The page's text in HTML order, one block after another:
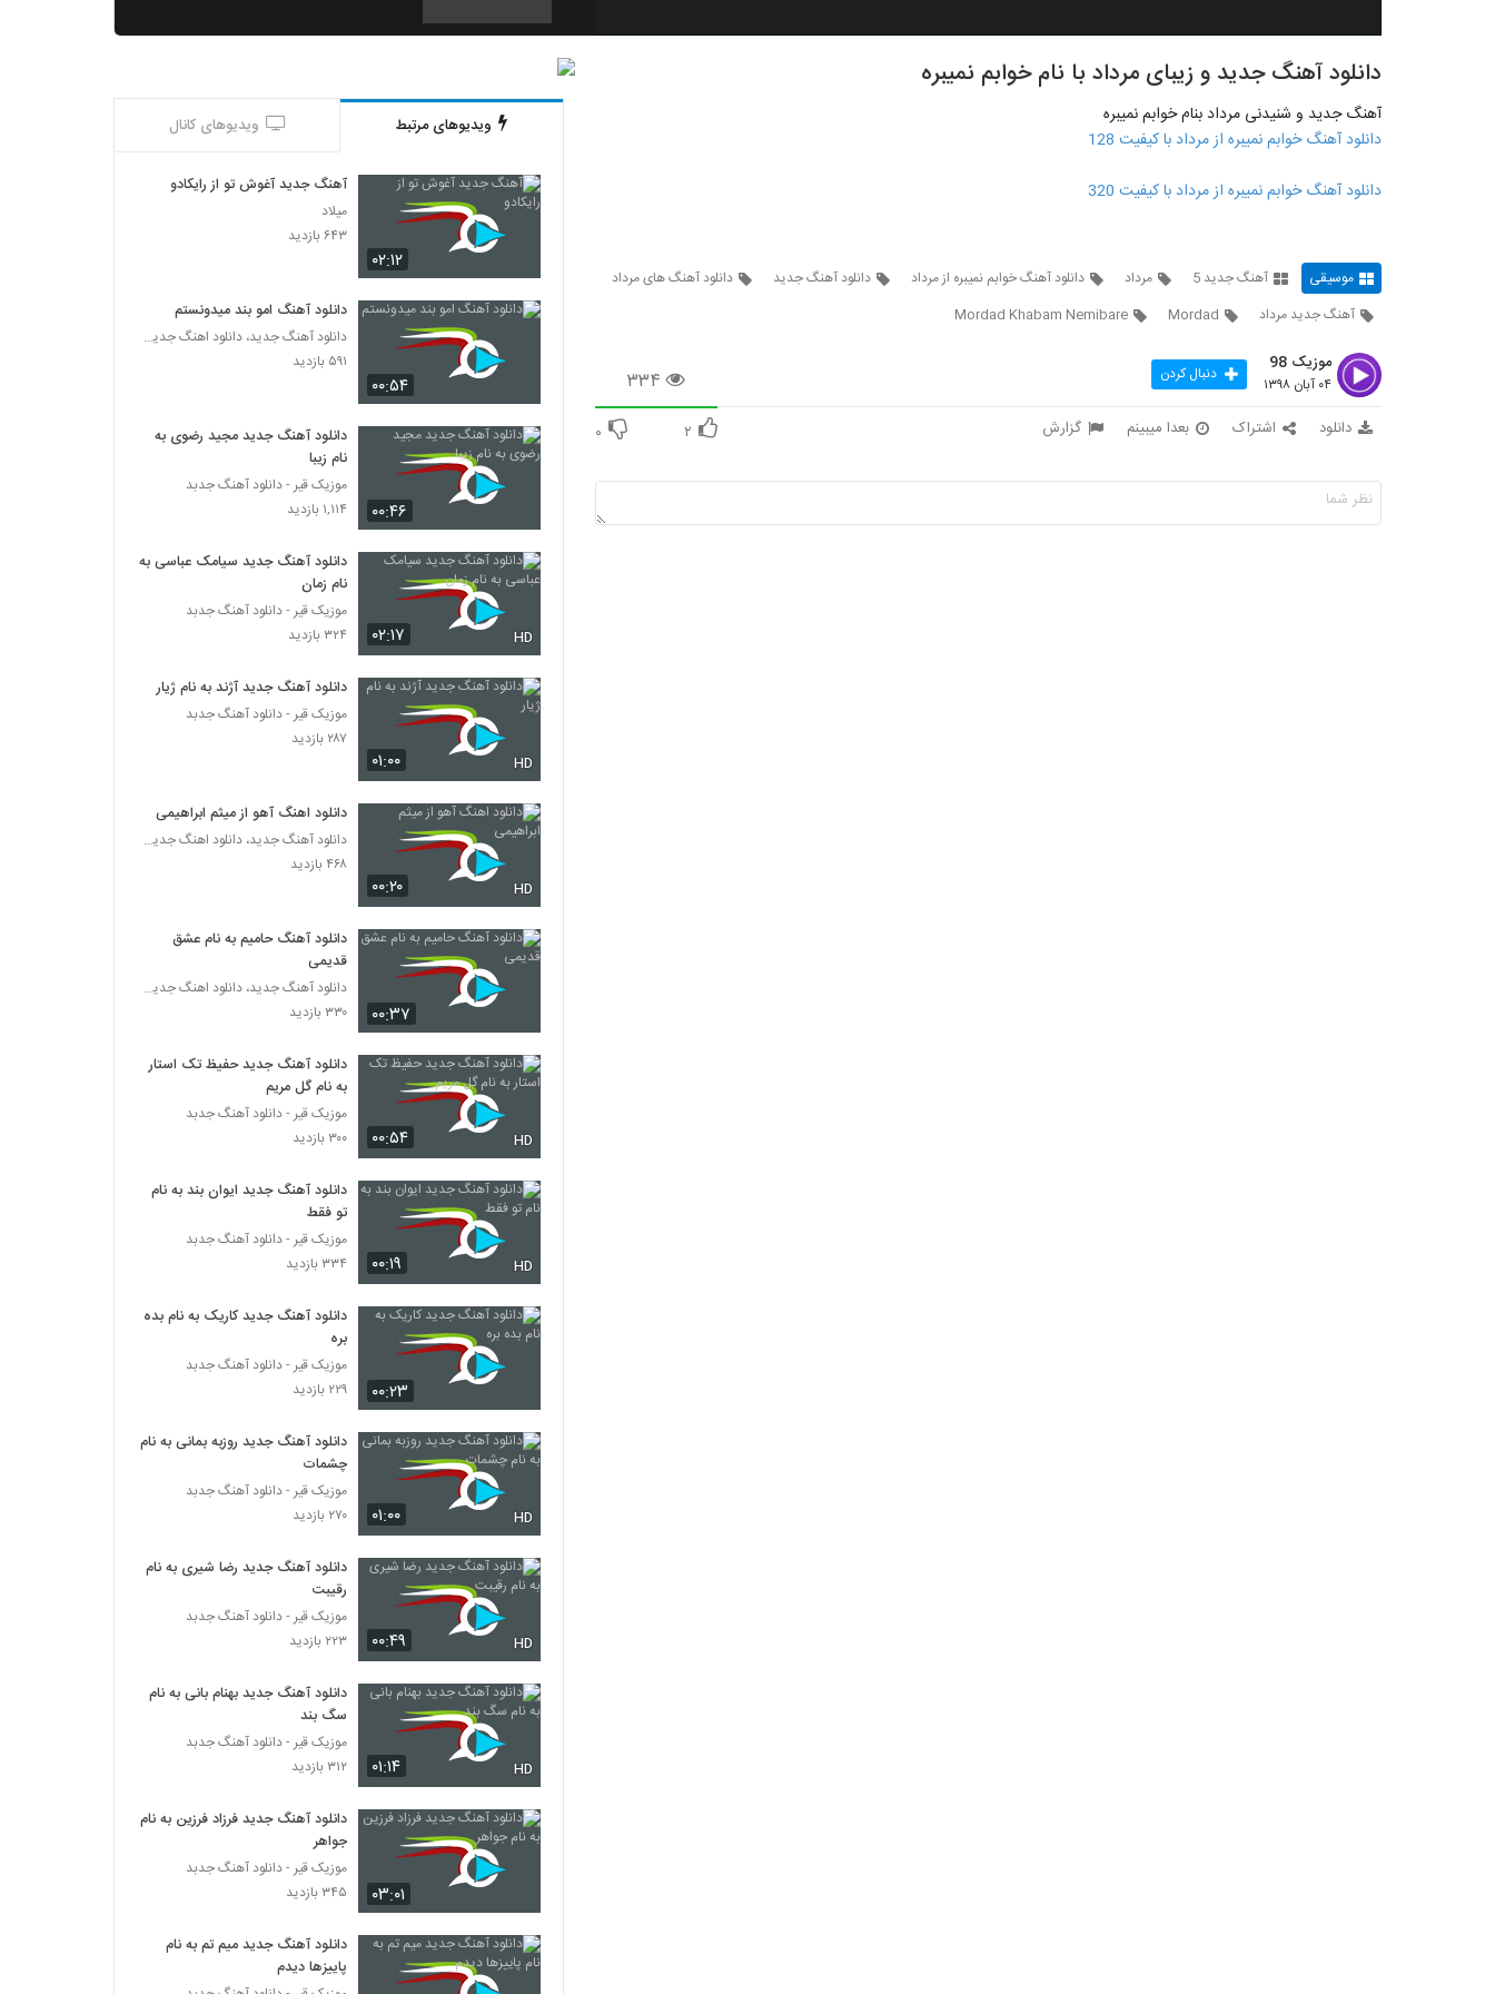
240
موزیک زیبای رو به راه نیستم از رضا ساجدی
Amin Ghobad Be Dadam Beres
۲۱۸ بازدید
دانلود آهنگ محمد فتحی شانه هایت
۲۰۹ بازدید
بس خوبی
۱۹۹ بازدید
آهنگ فرشاد دارک لاو بنام عشق دلی
۲۰۱ بازدید
دانلود آهنگ شایان بیگ محمدی نازلی یارم
دانلود آهنگ کمین (به همراه زخمی) از مهراد
هیدن
۲۴۴ بازدید
دانلود آهنگ حمید تهرانی دلوا پست میشم
سعید میری آهنگ آرامش
۲۰۶ بازدید
موزیک زیبای بلس از فاروکسی
۱۸۲ بازدید
از امیرحسین علیپور
۱۹۷ بازدید
دانلود آهنگ امیرحسین میرعلایی رد شد
(Amirhosein Miralaei Rad Shod)
دانلود آهنگ امید عزیزخانی تو بری
۲۰۸ بازدید
دانلود آهنگ عاشقونه از مهرداد کریمی
۲۰۷ بازدید
موزیک زیبای منو دریاب از فرزاد سروی
۱۹۹ بازدید
Matyar Ba To Khoobe
۲۱۴ بازدید
مهراد جم آهنگ دلمو بردی
آهنگ میشه عاشق شد از علیرضا کیا(پاپ)
۲۰۶ بازدید
موزیک زیبای تو ماله اونی از مهاس
دانلود آهنگ محمد خشاوه دارم هواتو
۱۷۶ بازدید
موزیک زیبای شرمنده از مجید خراطها
۲۴۴ بازدید
دانلود آهنگ جدید و زیبای مرداد با نام خوابم نمیبره
آهنگ جدید و شنیدنی مرداد بنام خوابم نمیبره
دانلود آهنگ خوابم نمیبره از مرداد با کیفیت 128
دانلود آهنگ خوابم نمیبره از مرداد با کیفیت 320
موسیقی آهنگ جدید 5 مرداد دانلود آهنگ خوابم نمیبره از مرداد دانلود آهنگ جدید
دانلود آهنگ های مرداد
آهنگ جدید مرداد
Mordad
Mordad Khabam Nemibare
۳۳۴
موزیک 98
۰۴ آبان ۱۳۹۸ دنبال کردن
دانلود اشتراک بعدا میبینم گزارش ۲ ۰
ویدیوهای مرتبط ویدیوهای کانال
۰۲:۱۲
آهنگ جدید آغوش تو از رایکادو
میلاد
۶۴۳ بازدید
۰۰:۵۴
دانلود آهنگ امو بند میدونستم
دانلود آهنگ جدید، دانلود اهنگ جدید ایرانی
۵۹۱ بازدید
۰۰:۴۶
دانلود آهنگ جدید مجید رضوی به
نام زیبا
موزیک قیر - دانلود آهنگ جدبد
۱,۱۱۴ بازدید
۰۲:۱۷ HD
دانلود آهنگ جدید سیامک عباسی به
نام زمان
موزیک قیر - دانلود آهنگ جدبد
۳۲۴ بازدید
۰۱:۰۰ HD
دانلود آهنگ جدید آژند به نام ژیار
موزیک قیر - دانلود آهنگ جدبد
۲۸۷ بازدید
۰۰:۲۰ HD
دانلود اهنگ آهو از میثم ابراهیمی
دانلود آهنگ جدید، دانلود اهنگ جدید ایرانی
۴۶۸ بازدید
۰۰:۳۷
دانلود آهنگ حامیم به نام عشق
قدیمی
دانلود آهنگ جدید، دانلود اهنگ جدید ایرانی
۳۳۰ بازدید
۰۰:۵۴ HD
دانلود آهنگ جدید حفیظ تک استار
به نام گل مریم
موزیک قیر - دانلود آهنگ جدبد
۳۰۰ بازدید
۰۰:۱۹ HD
دانلود آهنگ جدید ایوان بند به نام
تو فقط
موزیک قیر - دانلود آهنگ جدبد
۳۳۴ بازدید
۰۰:۲۳
دانلود آهنگ جدید کاریک به نام بده
بره
موزیک قیر - دانلود آهنگ جدبد
۲۲۹ بازدید
۰۱:۰۰ HD
دانلود آهنگ جدید روزبه بمانی به نام
چشمات
موزیک قیر - دانلود آهنگ جدبد
۲۷۰ بازدید
۰۰:۴۹ HD
دانلود آهنگ جدید رضا شیری به نام
رقیبت
موزیک قیر - دانلود آهنگ جدبد
۲۲۳ بازدید
۰۱:۱۴ HD
دانلود آهنگ جدید بهنام بانی به نام
سگ بند
موزیک قیر - دانلود آهنگ جدبد
۳۱۲ بازدید
۰۳:۰۱
دانلود آهنگ جدید فرزاد فرزین به نام
جواهر
موزیک قیر - دانلود آهنگ جدبد
۳۴۵ بازدید
دانلود آهنگ جدید میم تم به نام
پاییزها دیدم